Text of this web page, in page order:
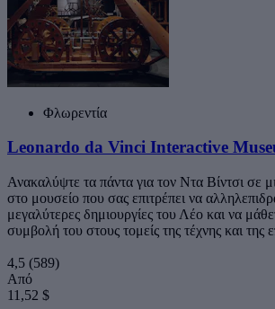
Φλωρεντία
Leonardo da Vinci Interactive
Ανακαλύψτε τα πάντα για τον Ντα Βίντσι σε
στο μουσείο που σας επιτρέπει να
μεγαλύτερες δημιουργίες του Λέο και να
συμβολή του στους τομείς της τέχνης και της
4,5 (589)
Από
11,52 $